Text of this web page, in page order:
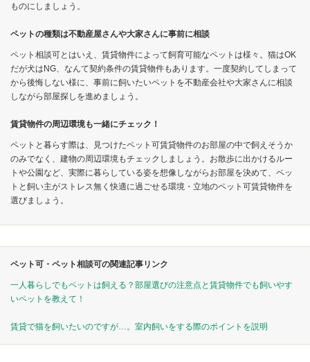
ものにしましょう。
ペットの種類は不動産屋さんや大家さんに事前に相談
ペット相談可とはいえ、賃貸物件によって飼育可能なペットは様々。猫はOK
だが犬はNG、なんて契約条件の賃貸物件もあります。一度契約してしまって
から後悔しない様に、事前に飼いたいペットを不動産会社や大家さんに相談
しながら部屋探しを進めましょう。
賃貸物件の周辺環境も一緒にチェック！
ペットと暮らす際は、見つけたペット可賃貸物件のお部屋の中で飼えそうか
のみでなく、建物の周辺環境もチェックしましょう。お散歩に出かけるルー
トや公園など、実際に暮らしている姿を想像しながらお部屋を決めて、ペッ
トと飼い主がストレス無く快適に過ごせる環境・立地のペット可賃貸物件を
選びましょう。
ペット可・ペット相談可の関連記事リンク
一人暮らしでもペットは飼える？部屋選びの注意点と賃貸物件でも飼いやす
いペットを教えて！
賃貸で猫を飼いたいのですが…。室内飼いをする際のポイントを説明